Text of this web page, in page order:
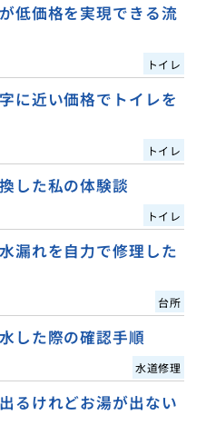
低価格を実現できる流
トイレ
に近い価格でトイレを
トイレ
した私の体験談
トイレ
漏れを自力で修理した
台所
した際の確認手順
水道修理
るけれどお湯が出ない